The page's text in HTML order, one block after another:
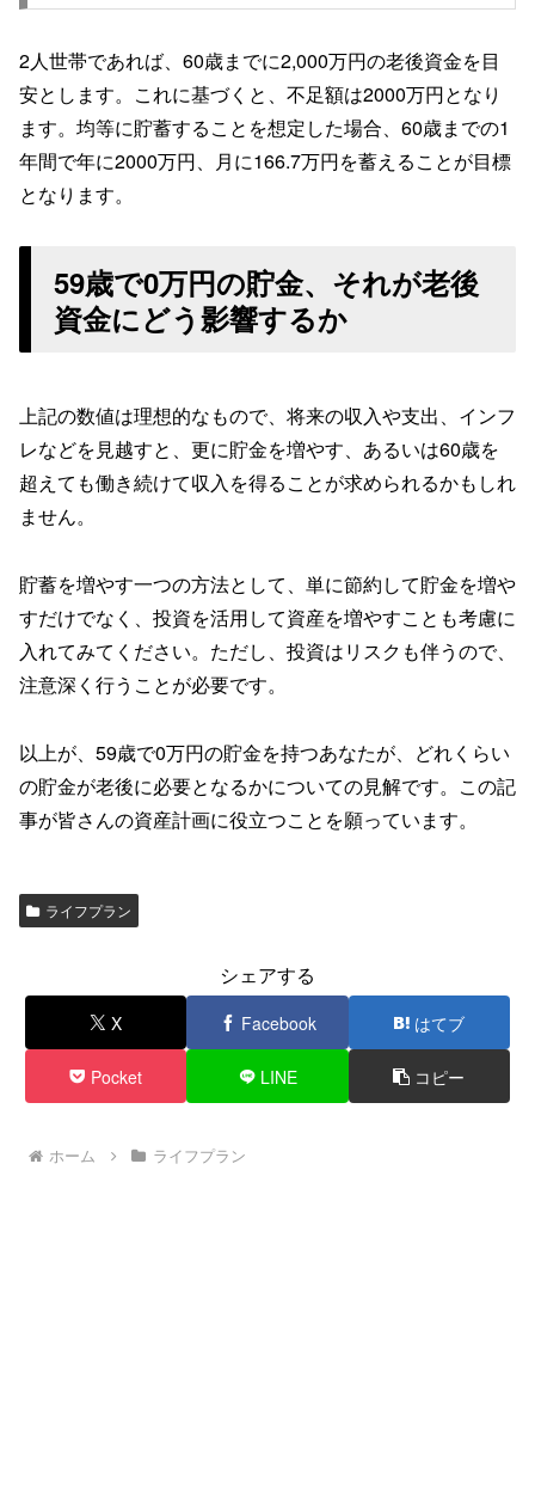
2人世帯であれば、60歳までに2,000万円の老後資金を目
安とします。これに基づくと、不足額は2000万円となり
ます。均等に貯蓄することを想定した場合、60歳までの1
年間で年に2000万円、月に166.7万円を蓄えることが目標
となります。
59歳で0万円の貯金、それが老後
資金にどう影響するか
上記の数値は理想的なもので、将来の収入や支出、インフ
レなどを見越すと、更に貯金を増やす、あるいは60歳を
超えても働き続けて収入を得ることが求められるかもしれ
ません。
貯蓄を増やす一つの方法として、単に節約して貯金を増や
すだけでなく、投資を活用して資産を増やすことも考慮に
入れてみてください。ただし、投資はリスクも伴うので、
注意深く行うことが必要です。
以上が、59歳で0万円の貯金を持つあなたが、どれくらい
の貯金が老後に必要となるかについての見解です。この記
事が皆さんの資産計画に役立つことを願っています。
ライフプラン
シェアする
X Facebook はてブ
Pocket LINE コピー
ホーム ライフプラン